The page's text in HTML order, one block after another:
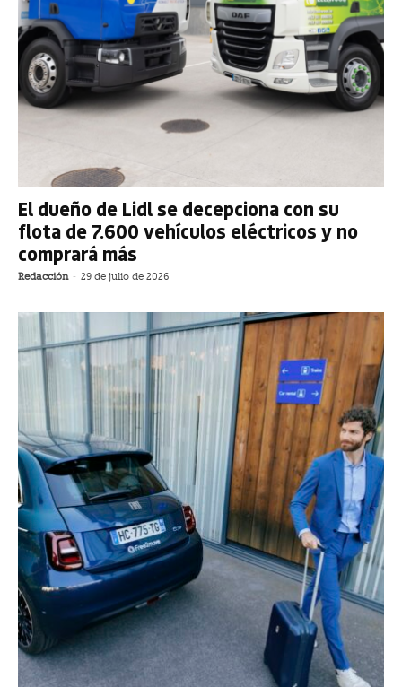
El dueño de Lidl se decepciona con su
flota de 7.600 vehículos eléctricos y no
comprará más
Redacción - 29 de julio de 2026